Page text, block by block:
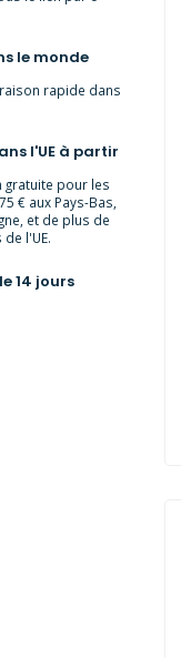
le monde
rapide dans
l'UE à partir
pour les
€ aux Pays-Bas,
et de plus de
l'UE.
14 jours